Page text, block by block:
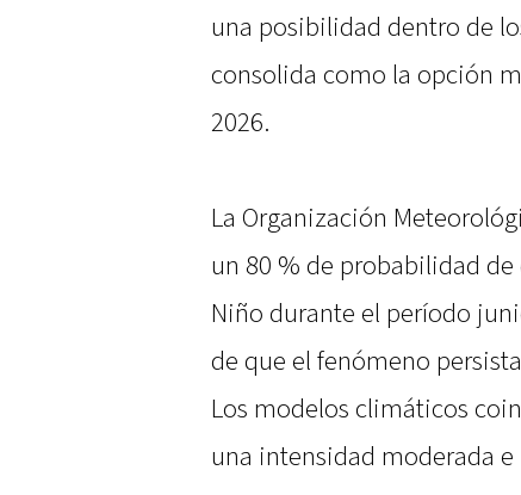
una posibilidad dentro de
consolida como la opción
2026.
La Organización
un 80 % de probabilidad
Niño durante el período
de que el fenómeno
Los modelos climáticos
una intensidad moderada